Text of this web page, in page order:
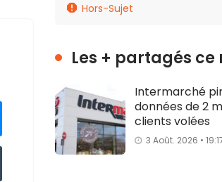
Hors-Sujet
Les + partagés ce
Intermarché
données de 2
clients volées
3 Août. 2026 •